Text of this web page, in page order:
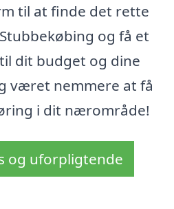
til at finde det rette
og få et
dit budget og dine
været nemmere at få
i dit nærområde!
og uforpligtende